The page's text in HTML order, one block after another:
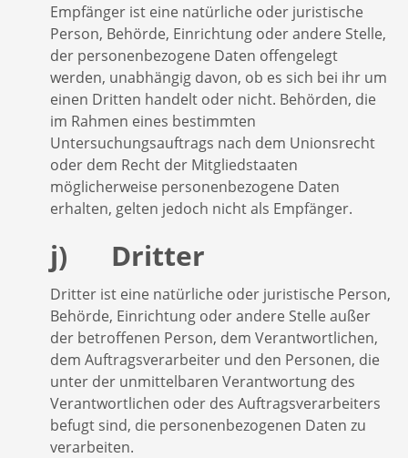
Empfänger ist eine natürliche oder juristische
Person, Behörde, Einrichtung oder andere Stelle,
der personenbezogene Daten offengelegt
werden, unabhängig davon, ob es sich bei ihr um
einen Dritten handelt oder nicht. Behörden, die
im Rahmen eines bestimmten
Untersuchungsauftrags nach dem Unionsrecht
oder dem Recht der Mitgliedstaaten
möglicherweise personenbezogene Daten
erhalten, gelten jedoch nicht als Empfänger.
j) Dritter
Dritter ist eine natürliche oder juristische Person,
Behörde, Einrichtung oder andere Stelle außer
der betroffenen Person, dem Verantwortlichen,
dem Auftragsverarbeiter und den Personen, die
unter der unmittelbaren Verantwortung des
Verantwortlichen oder des Auftragsverarbeiters
befugt sind, die personenbezogenen Daten zu
verarbeiten.